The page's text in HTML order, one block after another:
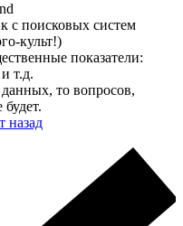
с поисковых систем
культ!)
показатели:
т.д.
то вопросов,
назад